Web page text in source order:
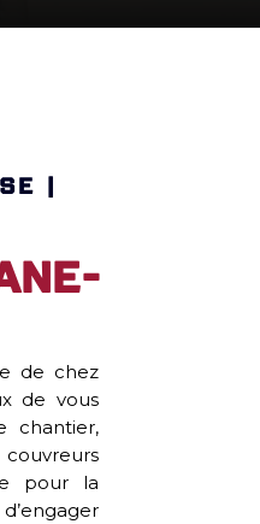
|
de chez
de vous
chantier,
pour la